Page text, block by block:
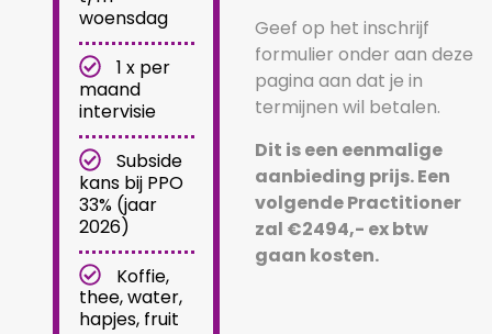
woensdag
1 x per
maand
intervisie
Subside
kans bij PPO
33% (jaar
2026)
Koffie,
thee, water,
hapjes, fruit
Geef op het inschrijf
formulier onder aan deze
pagina aan dat je in
termijnen wil betalen.
Dit is een eenmalige
aanbieding prijs. Een
volgende Practitioner
zal €2494,- ex btw
gaan kosten.